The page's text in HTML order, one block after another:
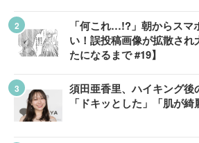
「何これ…!?」朝からスマ
い！誤投稿画像が拡散さ
たになるまで #19】
須田亜香里、ハイキング後
「ドキッとした」「肌が